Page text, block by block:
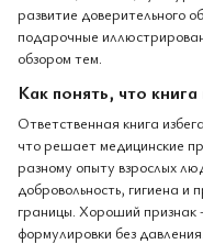
развитие доверительного
подарочные
обзором тем.
Как понять, что
Ответственная книга
что решает медицинские
разному опыту взрослых
добровольность, гигиена и
границы. Хороший
формулировки без давления.